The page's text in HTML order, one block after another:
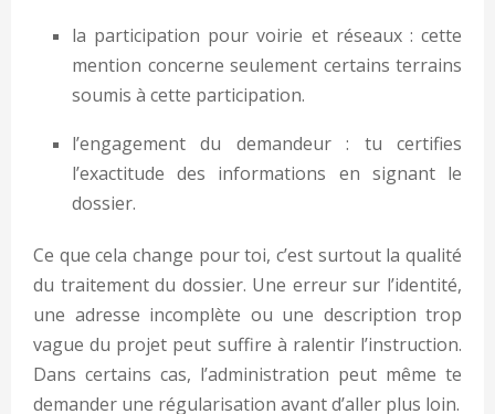
la participation pour voirie et réseaux : cette
mention concerne seulement certains terrains
soumis à cette participation.
l’engagement du demandeur : tu certifies
l’exactitude des informations en signant le
dossier.
Ce que cela change pour toi, c’est surtout la qualité
du traitement du dossier. Une erreur sur l’identité,
une adresse incomplète ou une description trop
vague du projet peut suffire à ralentir l’instruction.
Dans certains cas, l’administration peut même te
demander une régularisation avant d’aller plus loin.